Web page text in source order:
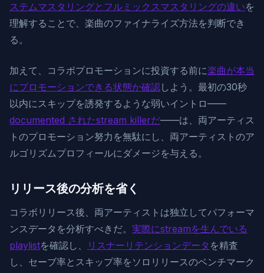
ステムマスタリングとフルミックスマスタリングの違いを
理解することで、楽曲のファイナライズ方法を判断でき
る。
加えて、コラボプロモーションに投資する前に楽曲が本当
にプロモーションできる状態か確認しよう。最初の30秒
以内にスキップを誘発するような弱いイントロ——
documented されたstream killerだ——は、両アーティス
トのプロモーション努力を無駄にし、両アーティストのア
ルゴリズムプロフィールにダメージを与える。
リリース後の分析を省く
コラボリリース後、両アーティストは独立してパフォーマ
ンスデータを分析すべきだ。 実際にstreamを生んでいる
playlistを確認し、 リスナーリテンションデータ を精査
し、セーブ率とスキップ率をソロリリースのベンチマーク